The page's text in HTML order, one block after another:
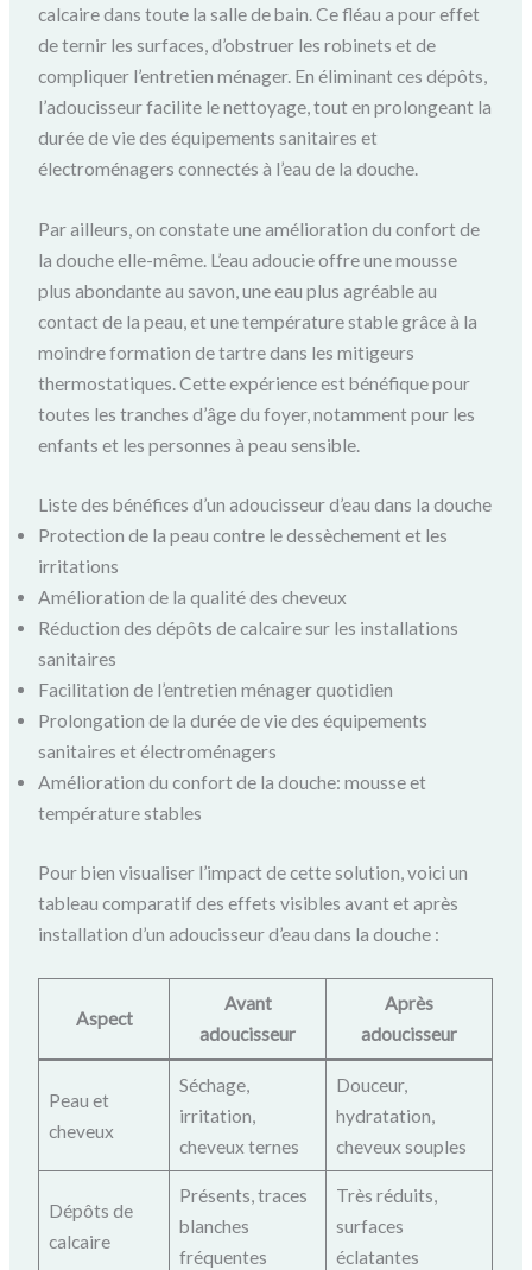
calcaire dans toute la salle de bain. Ce fléau a pour effet
de ternir les surfaces, d’obstruer les robinets et de
compliquer l’entretien ménager. En éliminant ces dépôts,
l’adoucisseur facilite le nettoyage, tout en prolongeant la
durée de vie des équipements sanitaires et
électroménagers connectés à l’eau de la douche.
Par ailleurs, on constate une amélioration du confort de
la douche elle-même. L’eau adoucie offre une mousse
plus abondante au savon, une eau plus agréable au
contact de la peau, et une température stable grâce à la
moindre formation de tartre dans les mitigeurs
thermostatiques. Cette expérience est bénéfique pour
toutes les tranches d’âge du foyer, notamment pour les
enfants et les personnes à peau sensible.
Liste des bénéfices d’un adoucisseur d’eau dans la douche
Protection de la peau contre le dessèchement et les
irritations
Amélioration de la qualité des cheveux
Réduction des dépôts de calcaire sur les installations
sanitaires
Facilitation de l’entretien ménager quotidien
Prolongation de la durée de vie des équipements
sanitaires et électroménagers
Amélioration du confort de la douche: mousse et
température stables
Pour bien visualiser l’impact de cette solution, voici un
tableau comparatif des effets visibles avant et après
installation d’un adoucisseur d’eau dans la douche :
Aspect
Avant
adoucisseur
Après
adoucisseur
Peau et
cheveux
Séchage,
irritation,
cheveux ternes
Douceur,
hydratation,
cheveux souples
Dépôts de
calcaire
Présents, traces
blanches
fréquentes
Très réduits,
surfaces
éclatantes